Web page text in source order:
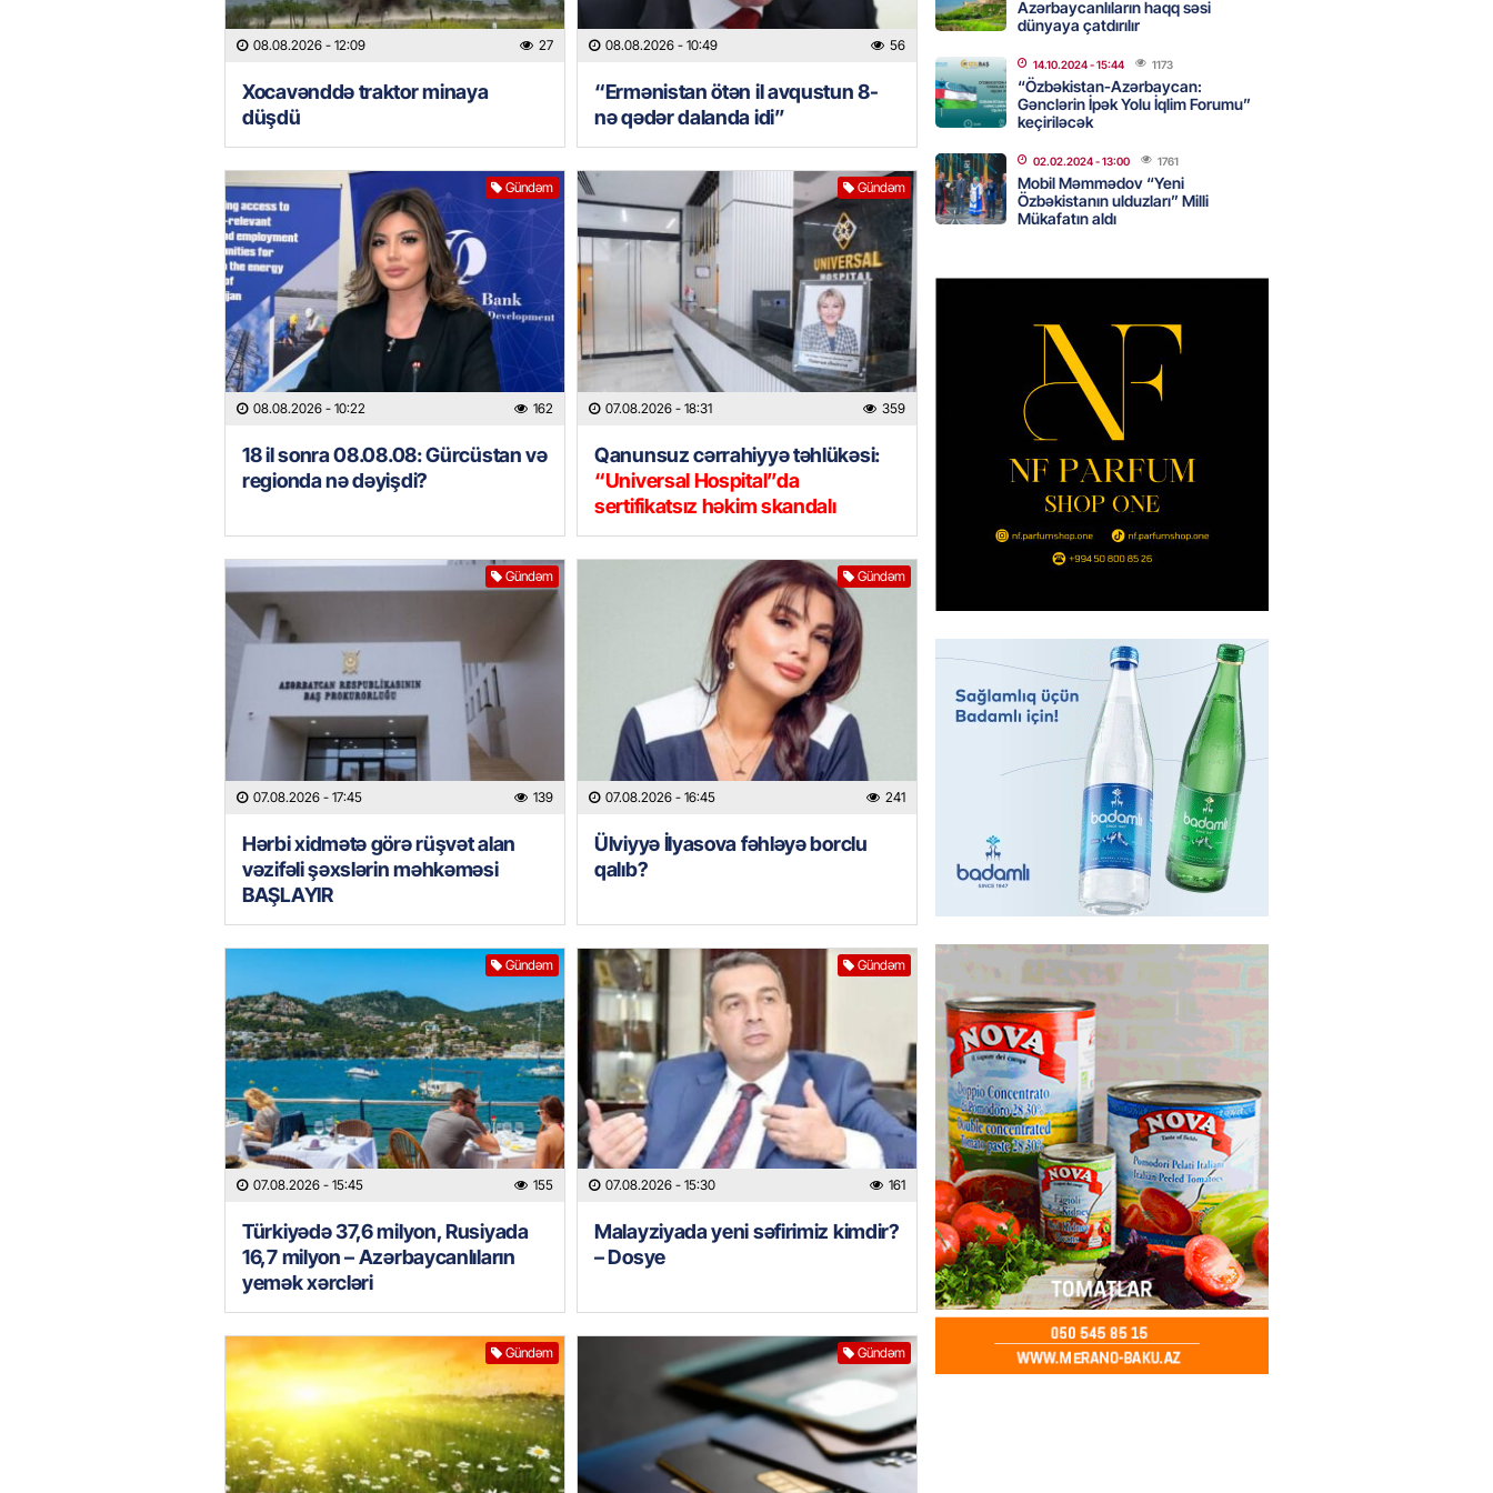
08.08.2026 - 12:09 27
Xocavənddə traktor minaya
düşdü
08.08.2026 - 10:49 56
“Ermənistan ötən il avqustun 8-
nə qədər dalanda idi”
Gündəm
08.08.2026 - 10:22 162
18 il sonra 08.08.08: Gürcüstan və
regionda nə dəyişdi?
Gündəm
07.08.2026 - 18:31 359
Qanunsuz cərrahiyyə təhlükəsi:
“Universal Hospital”da
sertifikatsız həkim skandalı
Gündəm
07.08.2026 - 17:45 139
Hərbi xidmətə görə rüşvət alan
vəzifəli şəxslərin məhkəməsi
BAŞLAYIR
Gündəm
07.08.2026 - 16:45 241
Ülviyyə İlyasova fəhləyə borclu
qalıb?
Gündəm
07.08.2026 - 15:45 155
Türkiyədə 37,6 milyon, Rusiyada
16,7 milyon – Azərbaycanlıların
yemək xərcləri
Gündəm
07.08.2026 - 15:30 161
Malayziyada yeni səfirimiz kimdir?
– Dosye
Gündəm Gündəm
Türkiyədə 37,6 milyon, Rusiyada 16,7
milyon – Azərbaycanlıların yemək
xərcləri
07.08.2026 - 15:45
GÜNDƏM
Türkiyə, Səudiyyə Ərəbistanı və
Pakistan arasında Məkkə müdafiə
sazişi imzalanıb
Tramp Ukraynaya bu silahı verməkdən
imtina etdi: ABŞ-ın özünün bu raketlərə
07.08.2026- 15:00 151
ÖZƏL
İki futbolçu İran millisindən İMTİNA
ETDİ:Bu ölkəni seçdilər
158
Azərbaycanda sabah 39 dərəcə isti
olacaq
07.08.2026- 14:30 153
Birbank Biznes-dən mikro biznes
kreditinə 5%-dək endirim
07.08.2026- 14:28 150
HADISƏ
Sumqayıtda avtomobil qaçıran və
çimərlikdə mobil telefon oğurlayan
şəxslər saxlanılıb
07.08.2026- 14:15 155
GÜNDƏM
Kartdan karta istədiyiniz qədər
köçürmə edə bilərsiniz – VİDEO
07.08.2026- 14:00 154
MANŞET
Azərbaycanlıların haqq səsi
dünyaya çatdırılır
14.10.2024- 15:44 1173
“Özbəkistan-Azərbaycan:
Gənclərin İpək Yolu İqlim Forumu”
keçiriləcək
02.02.2024- 13:00 1761
Mobil Məmmədov “Yeni
Özbəkistanın ulduzları” Milli
Mükafatın aldı